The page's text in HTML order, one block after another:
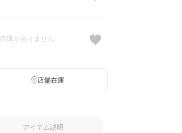
在庫がありません
店舗在庫
アイテム説明